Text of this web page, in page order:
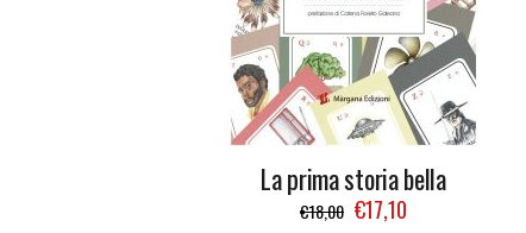
La prima storia bella
€18,00 €17,10